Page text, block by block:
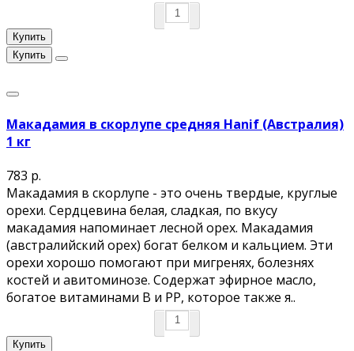
Купить
Купить
Макадамия в скорлупе средняя Hanif (Австралия)
1 кг
783 р.
Макадамия в скорлупе - это очень твердые, круглые
орехи. Сердцевина белая, сладкая, по вкусу
макадамия напоминает лесной орех. Макадамия
(австралийский орех) богат белком и кальцием. Эти
орехи хорошо помогают при мигренях, болезнях
костей и авитоминозе. Содержат эфирное масло,
богатое витаминами В и РР, которое также я..
Купить